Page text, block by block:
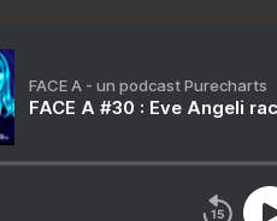
FACE A - un podcast Purecharts
FACE A #30 : Eve Angeli